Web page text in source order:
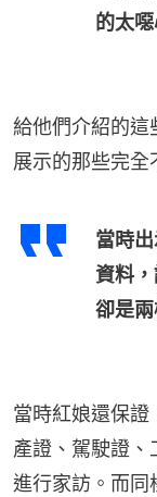
的太噁
給他們介紹的這
展示的那些完全
當時
資料
卻是兩
當時紅娘還保證
產證、駕駛證、
進行家訪。而同